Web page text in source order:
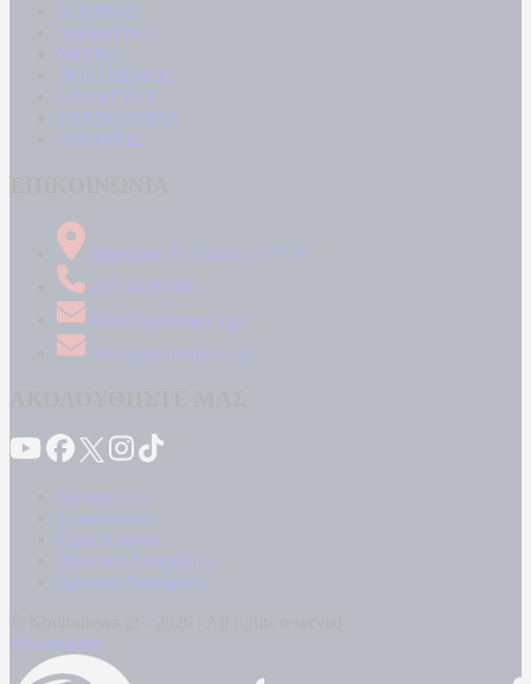
ΚΟΣΜΟΣ
ΑΘΛΗΤΙΚΑ
MEDIA
ΠΟΛΙΤΙΣΜΟΣ
LIFESTYLE
ΤΕΧΝΟΛΟΓΙΑ
ΑΠΟΨΕΙΣ
Δήμητρος 31 Ταύρος, 177 78
210 34 89 000
info@kontranews.gr
news@kontranews.gr
Καταγγελίες
Επικοινωνία
Όροι Χρήσης
Πολιτική Απορρήτου
Κρατική Διαφήμιση
Powered by: